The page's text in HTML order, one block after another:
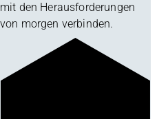
mit den Herausforderungen
von morgen verbinden.